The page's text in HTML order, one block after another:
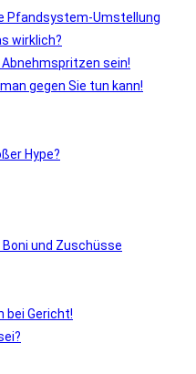
Pfandsystem-Umstellung
wirklich?
sein!
gegen Sie tun kann!
Hype?
und Zuschüsse
bei Gericht!